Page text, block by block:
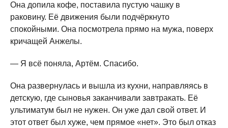
Она допила кофе, поставила пустую чашку в
раковину. Её движения были подчёркнуто
спокойными. Она посмотрела прямо на мужа, поверх
кричащей Анжелы.
— Я всё поняла, Артём. Спасибо.
Она развернулась и вышла из кухни, направляясь в
детскую, где сыновья заканчивали завтракать. Её
ультиматум был не нужен. Он уже дал свой ответ. И
этот ответ был хуже, чем прямое «нет». Это был отказ